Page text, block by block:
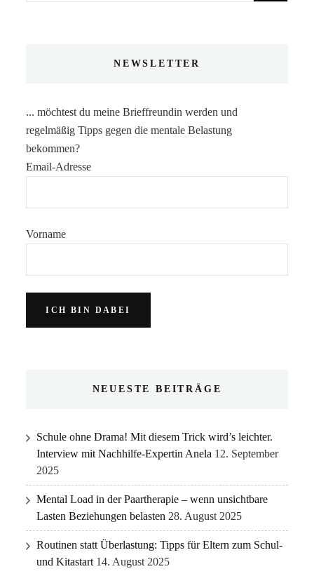
NEWSLETTER
... möchtest du meine Brieffreundin werden und
regelmäßig Tipps gegen die mentale Belastung
bekommen?
Email-Adresse
Vorname
NEUESTE BEITRÄGE
Schule ohne Drama! Mit diesem Trick wird’s leichter.
Interview mit Nachhilfe-Expertin Anela 12. September
2025
Mental Load in der Paartherapie – wenn unsichtbare
Lasten Beziehungen belasten 28. August 2025
Routinen statt Überlastung: Tipps für Eltern zum Schul-
und Kitastart 14. August 2025